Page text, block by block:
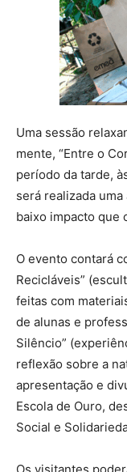
Uma sessão
mente, “Entre o
período da tarde,
será realizada
baixo impacto que
O evento contará
Recicláveis”
feitas com
de alunas e
Silêncio”
reflexão sobre a
apresentação e
Escola de Ouro,
Social e